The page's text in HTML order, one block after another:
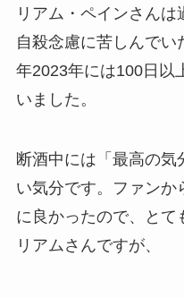
リアム・ペインさんは
自殺念慮に苦しんで
年2023年には100日以
いました。
断酒中には「最高の気
い気分です。ファンか
に良かったので、とて
リアムさんですが、